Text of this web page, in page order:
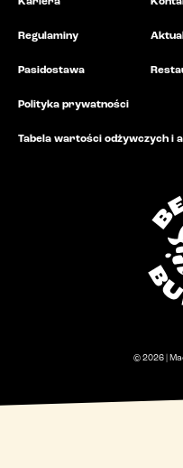
Regulaminy
Pasidostawa
Polityka prywatności
Tabela wartości odżywczych i
© 2026 |